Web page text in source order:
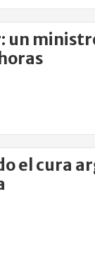
un
el cura